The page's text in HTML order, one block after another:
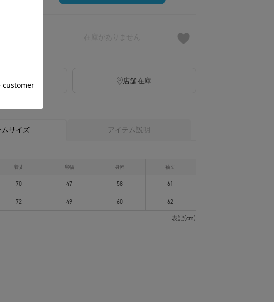
相談する 店舗在庫
サイズ アイテム説明
着丈 肩幅 身幅 袖丈
70 47 58 61
72 49 60 62
表記(cm)